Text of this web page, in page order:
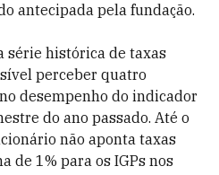
antecipada pela fundação.
série histórica de taxas
perceber quatro
desempenho do indicador
do ano passado. Até o
não aponta taxas
de 1% para os IGPs nos